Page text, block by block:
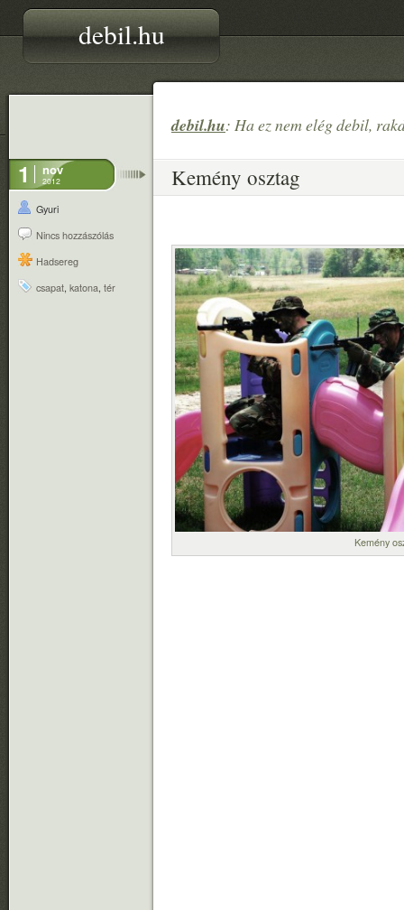
debil.hu
debil.hu: Ha ez nem elég debil,
1 nov
2012
Gyuri
Nincs hozzászólás
Hadsereg
csapat, katona, tér
Kemény osztag
Kemény